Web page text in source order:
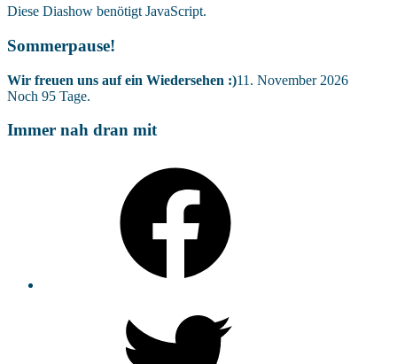
Diese Diashow benötigt JavaScript.
Sommerpause!
Wir freuen uns auf ein Wiedersehen :)11. November 2026
Noch 95 Tage.
Immer nah dran mit